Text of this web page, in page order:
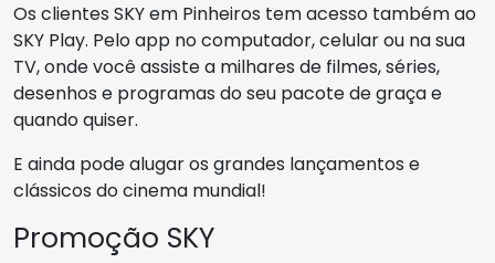
Os clientes SKY em Pinheiros tem acesso também ao
SKY Play. Pelo app no computador, celular ou na sua
TV, onde você assiste a milhares de filmes, séries,
desenhos e programas do seu pacote de graça e
quando quiser.
E ainda pode alugar os grandes lançamentos e
clássicos do cinema mundial!
Promoção SKY